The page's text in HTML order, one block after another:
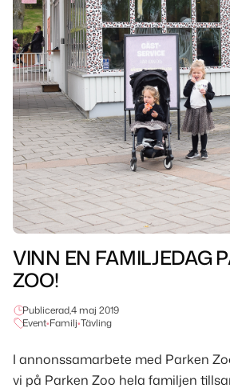
VINN EN FAMILJEDAG
ZOO!
Publicerad,4 maj 2019
Event•Familj•Tävling
I annonssamarbete med Parken
vi på Parken Zoo hela familjen